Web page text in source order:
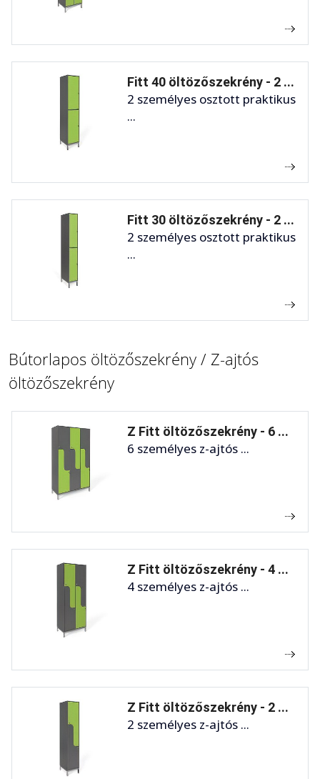
Fitt 40 öltözőszekrény - 2 ...
2 személyes osztott praktikus
...
Fitt 30 öltözőszekrény - 2 ...
2 személyes osztott praktikus
...
Bútorlapos öltözőszekrény / Z-ajtós
öltözőszekrény
Z Fitt öltözőszekrény - 6 ...
6 személyes z-ajtós ...
Z Fitt öltözőszekrény - 4 ...
4 személyes z-ajtós ...
Z Fitt öltözőszekrény - 2 ...
2 személyes z-ajtós ...